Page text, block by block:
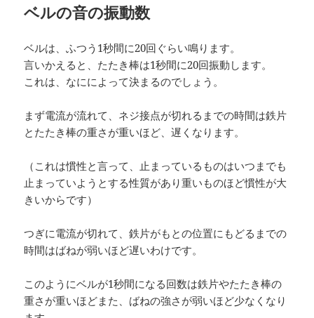
ベルの音の振動数
ベルは、ふつう1秒間に20回ぐらい鳴ります。
言いかえると、たたき棒は1秒間に20回振動します。
これは、なにによって決まるのでしょう。
まず電流が流れて、ネジ接点が切れるまでの時間は鉄片
とたたき棒の重さが重いほど、遅くなります。
（これは慣性と言って、止まっているものはいつまでも
止まっていようとする性質があり重いものほど慣性が大
きいからです）
つぎに電流が切れて、鉄片がもとの位置にもどるまでの
時間はばねが弱いほど遅いわけです。
このようにベルが1秒間になる回数は鉄片やたたき棒の
重さが重いほどまた、ばねの強さが弱いほど少なくなり